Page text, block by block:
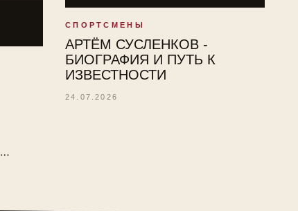
СПОРТСМЕНЫ
АРТЁМ СУСЛЕНКОВ -
БИОГРАФИЯ И ПУТЬ К
ИЗВЕСТНОСТИ
24.07.2026